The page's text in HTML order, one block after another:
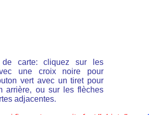
de carte: cliquez sur les
une croix noire pour
vert avec un tiret pour
arrière, ou sur les flèches
adjacentes.